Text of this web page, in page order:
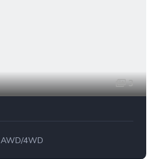
3
AWD/4WD